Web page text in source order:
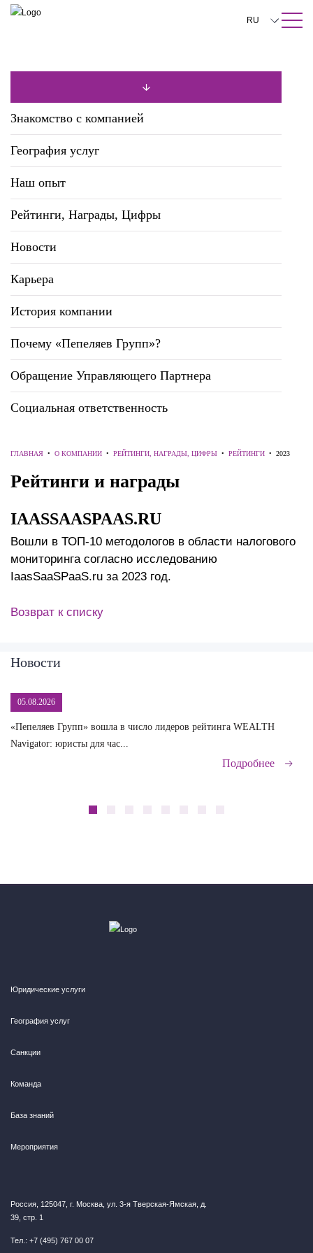
ПОИСК ПО САЙТУ Закрыть
RU
한국어
Deutsch
Türkçe
Знакомство с компанией
География услуг
Наш опыт
Рейтинги, Награды, Цифры
Новости
Карьера
История компании
Почему «Пепеляев Групп»?
Обращение Управляющего Партнера
Социальная ответственность
ГЛАВНАЯ • О КОМПАНИИ • РЕЙТИНГИ, НАГРАДЫ, ЦИФРЫ • РЕЙТИНГИ • 2023
Рейтинги и награды
IAASSAASPAAS.RU
Вошли в ТОП-10 методологов в области налогового
мониторинга согласно исследованию
IaasSaaSPaaS.ru за 2023 год.
Возврат к списку
Новости
05.08.2026
«Пепеляев Групп» вошла в число лидеров рейтинга WEALTH
Navigator: юристы для час...
Подробнее
Юридические услуги
География услуг
Санкции
Команда
База знаний
Мероприятия
Россия, 125047, г. Москва, ул. 3-я Тверская-Ямская, д.
39, стр. 1
Тел.: +7 (495) 767 00 07